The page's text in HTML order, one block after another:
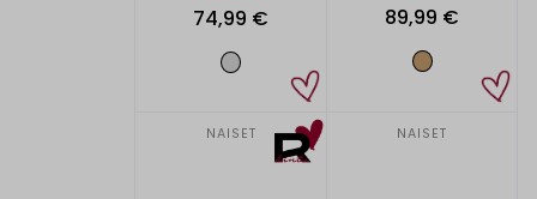
74,99 € 89,99 €
NAISET NAISET